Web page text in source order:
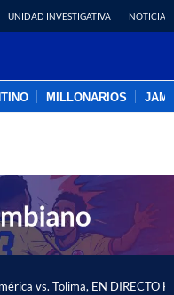
UNIDAD INVESTIGATIVA NOTICIAS
MILLONARIOS
vs. Tolima, EN DIRECTO